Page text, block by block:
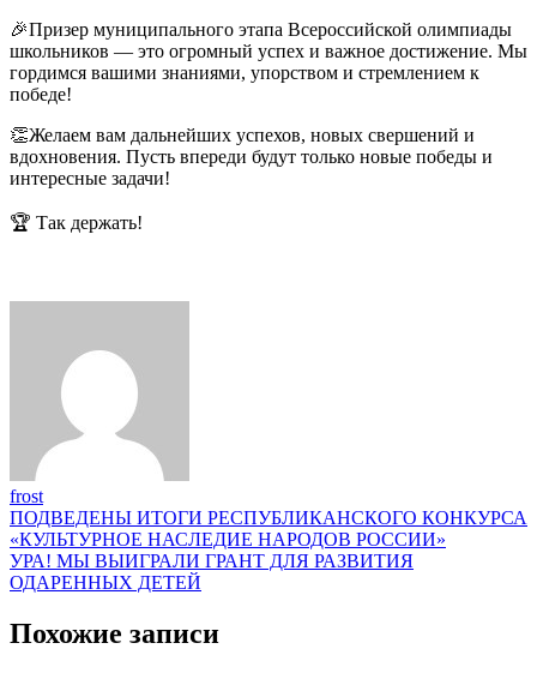
🎉Призер муниципального этапа Всероссийской олимпиады
школьников — это огромный успех и важное достижение. Мы
гордимся вашими знаниями, упорством и стремлением к
победе!
👏Желаем вам дальнейших успехов, новых свершений и
вдохновения. Пусть впереди будут только новые победы и
интересные задачи!
🏆 Так держать!
frost
Навигация
по
записям
ПОДВЕДЕНЫ ИТОГИ РЕСПУБЛИКАНСКОГО КОНКУРСА
«КУЛЬТУРНОЕ НАСЛЕДИЕ НАРОДОВ РОССИИ»
УРА! МЫ ВЫИГРАЛИ ГРАНТ ДЛЯ РАЗВИТИЯ
ОДАРЕННЫХ ДЕТЕЙ
Похожие записи